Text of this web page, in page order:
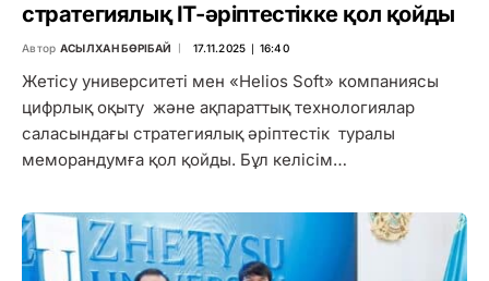
стратегиялық IT-әріптестікке қол қойды
Автор АСЫЛХАН БӨРІБАЙ 17.11.2025 ∣ 16:40
Жетісу университеті мен «Helios Soft» компаниясы
цифрлық оқыту және ақпараттық технологиялар
саласындағы стратегиялық әріптестік туралы
меморандумға қол қойды. Бұл келісім…